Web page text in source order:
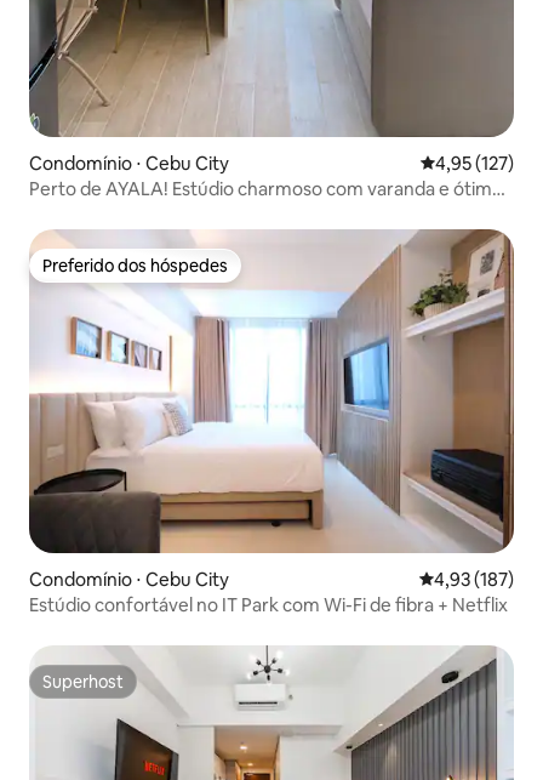
Condomínio ⋅ Cebu City 4,95 de uma
4,95 (127)
Perto de AYALA! Estúdio charmoso com varanda e ótima
Preferido dos hóspedes
Preferido dos hóspedes
Condomínio ⋅ Cebu City 4,93 de uma
4,93 (187)
Estúdio confortável no IT Park com Wi-Fi de fibra + Netflix
Superhost
Superhost